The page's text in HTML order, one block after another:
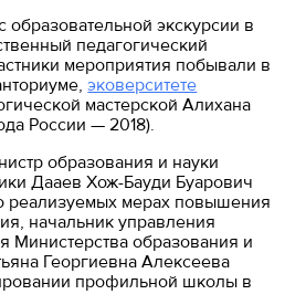
образовательной экскурсии в
педагогический
мероприятия побывали в
эковерситете
мастерской Алихана
России — 2018).
образования и науки
Дааев Хож-Бауди Буарович
реализуемых мерах повышения
начальник управления
Министерства образования и
Георгиевна Алексеева
профильной школы в